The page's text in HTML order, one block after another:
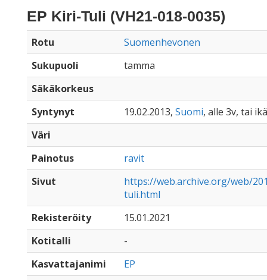
EP Kiri-Tuli (VH21-018-0035)
Rotu
Suomenhevonen
Sukupuoli
tamma
Säkäkorkeus
Syntynyt
19.02.2013, Suomi, alle 3v, tai
Väri
Painotus
ravit
Sivut
https://web.archive.org/web/
tuli.html
Rekisteröity
15.01.2021
Kotitalli
-
Kasvattajanimi
EP